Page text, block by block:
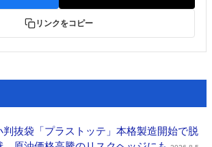
リンクをコピー
抜袋「プラストッテ」本格製造開始で脱